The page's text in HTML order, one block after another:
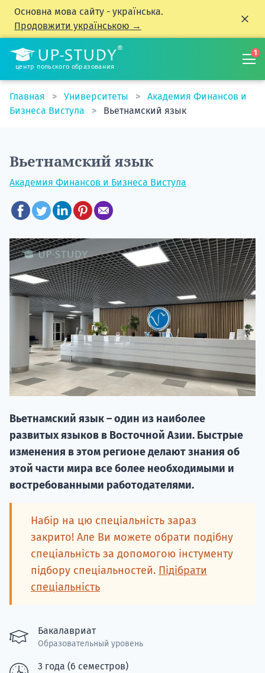
Основна мова сайту - українська.
Продовжити українською →
центр польского образования
1
Главная Университеты
Академия Финансов и
Бизнеса Вистула
Вьетнамский язык
Вьетнамский язык
Академия Финансов и Бизнеса Вистула
Вьетнамский язык – один из наиболее
развитых языков в Восточной Азии. Быстрые
изменения в этом регионе делают знания об
этой части мира все более необходимыми и
востребованными работодателями.
Набір на цю спеціальність зараз
закрито! Але Ви можете обрати подібну
спеціальність за допомогою інстументу
підбору спеціальностей. Підібрати
спеціальність
Бакалавриат
Образовательный уровень
3 года (6 семестров)